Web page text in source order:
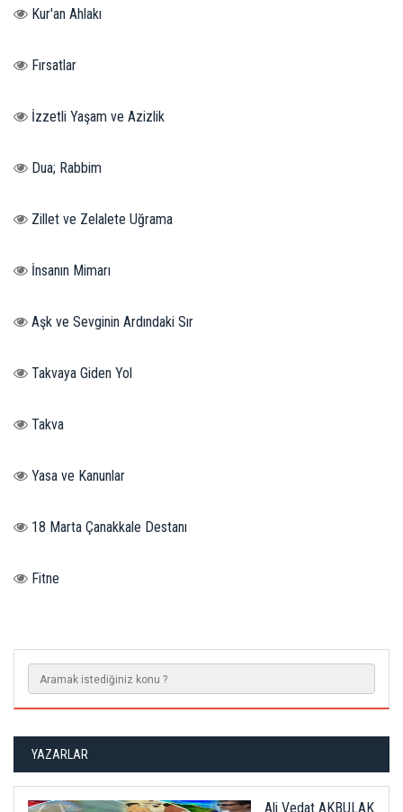
Kur'an Ahlakı
Fırsatlar
İzzetli Yaşam ve Azizlik
Dua; Rabbim
Zillet ve Zelalete Uğrama
İnsanın Mimarı
Aşk ve Sevginin Ardındaki Sır
Takvaya Giden Yol
Takva
Yasa ve Kanunlar
18 Marta Çanakkale Destanı
Fitne
YAZARLAR
Ali Vedat AKBULAK